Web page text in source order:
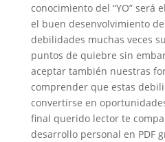
conocimiento del “YO” será
el buen desenvolvimiento
debilidades muchas veces
puntos de quiebre sin
aceptar también nuestras
comprender que estas
convertirse en
final querido lector te
desarrollo personal en PDF